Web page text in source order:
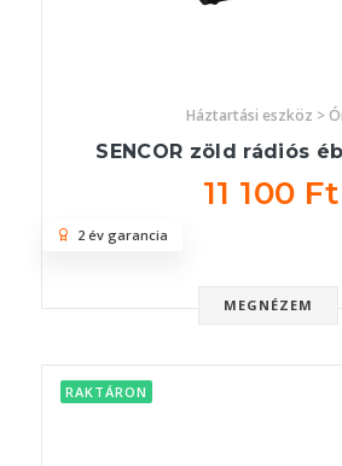
Háztartási eszköz >
SENCOR zöld rádiós
11 100 Ft
MEGNÉZEM
2 év garancia
RAKTÁRON